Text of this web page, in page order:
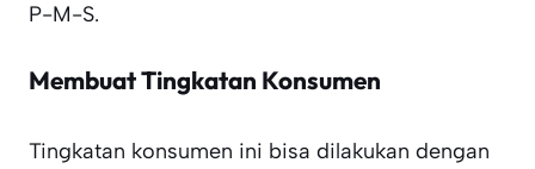
P-M-S.
Membuat Tingkatan Konsumen
Tingkatan konsumen ini bisa dilakukan dengan